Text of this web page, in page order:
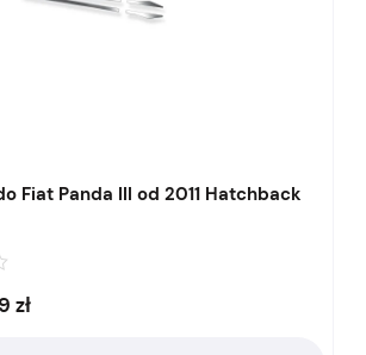
Fiat Panda III od 2011 Hatchback
zł